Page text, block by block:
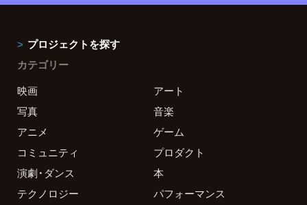
プロジェクトを探す
カテゴリー
映画
アート
写真
音楽
アニメ
ゲーム
コミュニティ
プロダクト
演劇・ダンス
本
テクノロジー
パフォーマンス